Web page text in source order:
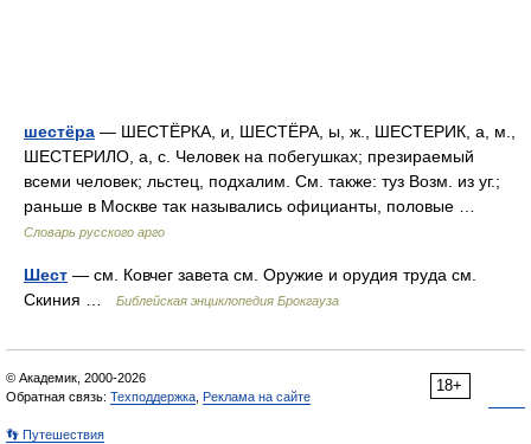
шестёра — ШЕСТЁРКА, и, ШЕСТЁРА, ы, ж., ШЕСТЕРИК, а, м.,
ШЕСТЕРИЛО, а, с. Человек на побегушках; презираемый
всеми человек; льстец, подхалим. См. также: туз Возм. из уг.;
раньше в Москве так назывались официанты, половые …
Словарь русского арго
Шест — см. Ковчег завета см. Оружие и орудия труда см.
Скиния …
Библейская энциклопедия Брокгауза
18+
© Академик, 2000-2026
Обратная связь: Техподдержка Реклама на сайте
👣 Путешествия